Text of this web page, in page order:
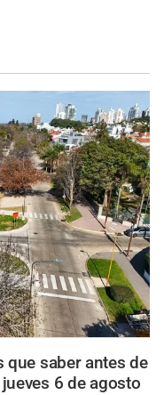
que saber antes de
6 de agosto